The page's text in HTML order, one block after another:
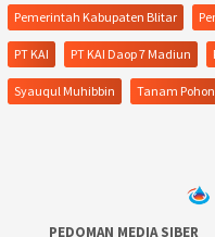
Pemerintah Kabupaten Blitar
PT KAI PT KAI Daop 7 Madiun
Syauqul Muhibbin Tanam Pohon
PEDOMAN MEDIA SIBER